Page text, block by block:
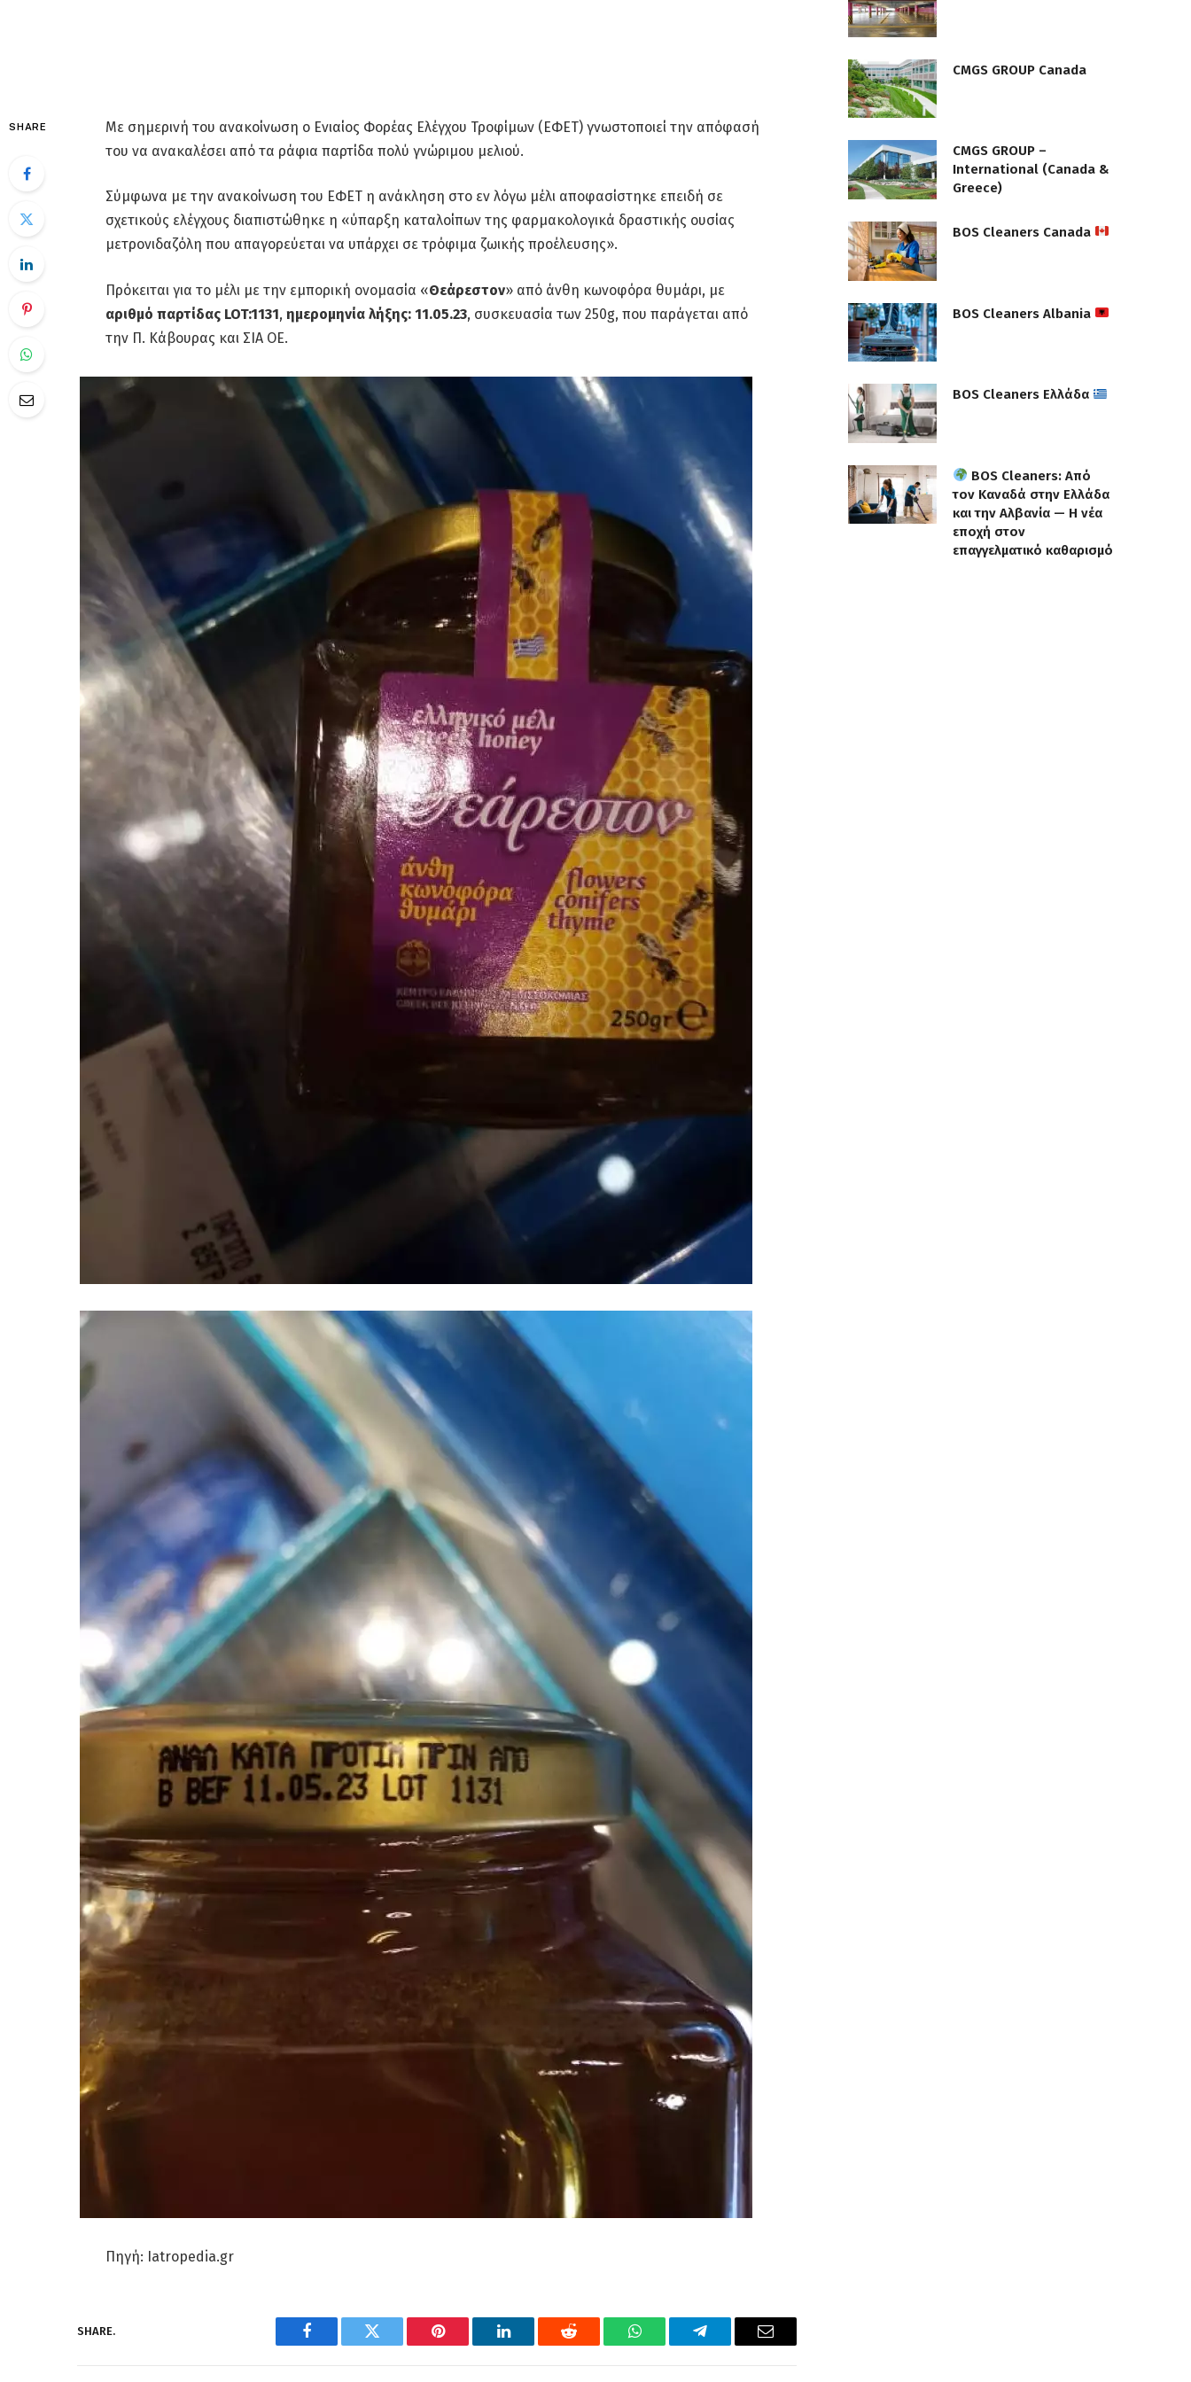
SHARE
Με σημερινή του ανακοίνωση ο Ενιαίος Φορέας Ελέγχου Τροφίμων (ΕΦΕΤ) γνωστοποιεί την απόφασή
του να ανακαλέσει από τα ράφια παρτίδα πολύ γνώριμου μελιού.
Σύμφωνα με την ανακοίνωση του ΕΦΕΤ η ανάκληση στο εν λόγω μέλι αποφασίστηκε επειδή σε
σχετικούς ελέγχους διαπιστώθηκε η «ύπαρξη καταλοίπων της φαρμακολογικά δραστικής ουσίας
μετρονιδαζόλη που απαγορεύεται να υπάρχει σε τρόφιμα ζωικής προέλευσης».
Πρόκειται για το μέλι με την εμπορική ονομασία «Θεάρεστον» από άνθη κωνοφόρα θυμάρι, με
αριθμό παρτίδας LOT:1131, ημερομηνία λήξης: 11.05.23, συσκευασία των 250g, που παράγεται από
την Π. Κάβουρας και ΣΙΑ ΟΕ.
Πηγή: Iatropedia.gr
SHARE.
Facebook Twitter Pinterest LinkedIn Reddit WhatsAppTelegram Email
CMGS GROUP Canada
CMGS GROUP –
International (Canada &
Greece)
BOS Cleaners Canada
BOS Cleaners Albania
BOS Cleaners Ελλάδα
BOS Cleaners: Από
τον Καναδά στην Ελλάδα
και την Αλβανία — Η νέα
εποχή στον
επαγγελματικό καθαρισμό